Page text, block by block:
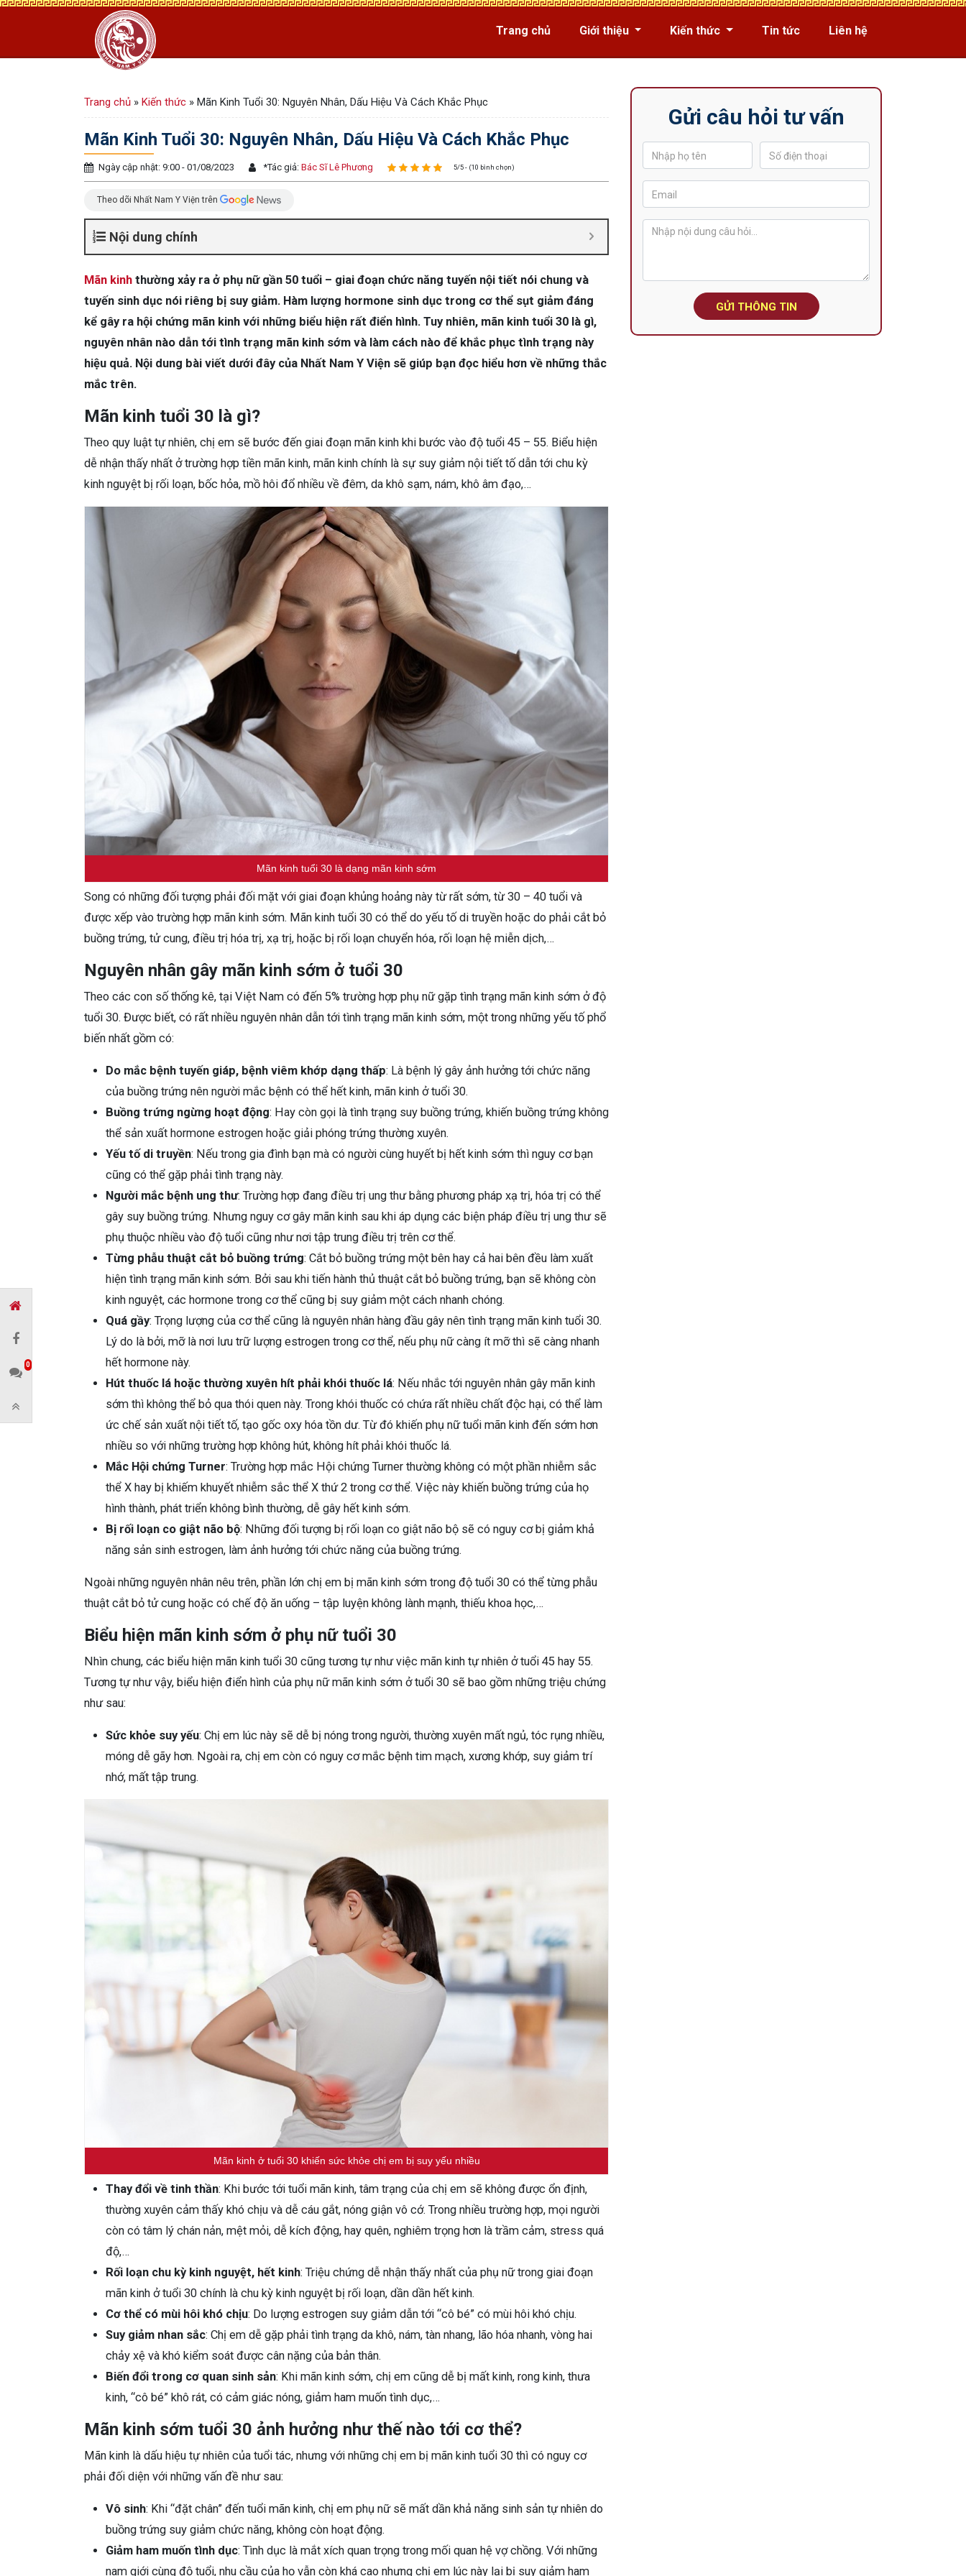
Trang chủ Giới thiệu Kiến thức Tin tức Liên hệ
Trang chủ » Kiến thức » Mãn Kinh Tuổi 30: Nguyên Nhân, Dấu Hiệu Và Cách Khắc Phục
Mãn Kinh Tuổi 30: Nguyên Nhân, Dấu Hiệu Và Cách Khắc Phục
Ngày cập nhật: 9:00 - 01/08/2023 *Tác giả: Bác Sĩ Lê Phương 5/5 - (10 bình chọn)
Theo dõi Nhất Nam Y Viện trên
Nội dung chính
Mãn kinh thường xảy ra ở phụ nữ gần 50 tuổi – giai đoạn chức năng tuyến nội tiết nói chung và
tuyến sinh dục nói riêng bị suy giảm. Hàm lượng hormone sinh dục trong cơ thể sụt giảm đáng
kể gây ra hội chứng mãn kinh với những biểu hiện rất điển hình. Tuy nhiên, mãn kinh tuổi 30 là gì,
nguyên nhân nào dẫn tới tình trạng mãn kinh sớm và làm cách nào để khắc phục tình trạng này
hiệu quả. Nội dung bài viết dưới đây của Nhất Nam Y Viện sẽ giúp bạn đọc hiểu hơn về những thắc
mắc trên.
Mãn kinh tuổi 30 là gì?
Theo quy luật tự nhiên, chị em sẽ bước đến giai đoạn mãn kinh khi bước vào độ tuổi 45 – 55. Biểu hiện
dễ nhận thấy nhất ở trường hợp tiền mãn kinh, mãn kinh chính là sự suy giảm nội tiết tố dẫn tới chu kỳ
kinh nguyệt bị rối loạn, bốc hỏa, mồ hôi đổ nhiều về đêm, da khô sạm, nám, khô âm đạo,…
Mãn kinh tuổi 30 là dạng mãn kinh sớm
Song có những đối tượng phải đối mặt với giai đoạn khủng hoảng này từ rất sớm, từ 30 – 40 tuổi và
được xếp vào trường hợp mãn kinh sớm. Mãn kinh tuổi 30 có thể do yếu tố di truyền hoặc do phải cắt bỏ
buồng trứng, tử cung, điều trị hóa trị, xạ trị, hoặc bị rối loạn chuyển hóa, rối loạn hệ miễn dịch,…
Nguyên nhân gây mãn kinh sớm ở tuổi 30
Theo các con số thống kê, tại Việt Nam có đến 5% trường hợp phụ nữ gặp tình trạng mãn kinh sớm ở độ
tuổi 30. Được biết, có rất nhiều nguyên nhân dẫn tới tình trạng mãn kinh sớm, một trong những yếu tố phổ
biến nhất gồm có:
Do mắc bệnh tuyến giáp, bệnh viêm khớp dạng thấp: Là bệnh lý gây ảnh hưởng tới chức năng
của buồng trứng nên người mắc bệnh có thể hết kinh, mãn kinh ở tuổi 30.
Buồng trứng ngừng hoạt động: Hay còn gọi là tình trạng suy buồng trứng, khiến buồng trứng không
thể sản xuất hormone estrogen hoặc giải phóng trứng thường xuyên.
Yếu tố di truyền: Nếu trong gia đình bạn mà có người cùng huyết bị hết kinh sớm thì nguy cơ bạn
cũng có thể gặp phải tình trạng này.
Người mắc bệnh ung thư: Trường hợp đang điều trị ung thư bằng phương pháp xạ trị, hóa trị có thể
gây suy buồng trứng. Nhưng nguy cơ gây mãn kinh sau khi áp dụng các biện pháp điều trị ung thư sẽ
phụ thuộc nhiều vào độ tuổi cũng như nơi tập trung điều trị trên cơ thể.
Từng phẫu thuật cắt bỏ buồng trứng: Cắt bỏ buồng trứng một bên hay cả hai bên đều làm xuất
hiện tình trạng mãn kinh sớm. Bởi sau khi tiến hành thủ thuật cắt bỏ buồng trứng, bạn sẽ không còn
kinh nguyệt, các hormone trong cơ thể cũng bị suy giảm một cách nhanh chóng.
Quá gầy: Trọng lượng của cơ thể cũng là nguyên nhân hàng đầu gây nên tình trạng mãn kinh tuổi 30.
Lý do là bởi, mỡ là nơi lưu trữ lượng estrogen trong cơ thể, nếu phụ nữ càng ít mỡ thì sẽ càng nhanh
hết hormone này.
Hút thuốc lá hoặc thường xuyên hít phải khói thuốc lá: Nếu nhắc tới nguyên nhân gây mãn kinh
sớm thì không thể bỏ qua thói quen này. Trong khói thuốc có chứa rất nhiều chất độc hại, có thể làm
ức chế sản xuất nội tiết tố, tạo gốc oxy hóa tồn dư. Từ đó khiến phụ nữ tuổi mãn kinh đến sớm hơn
nhiều so với những trường hợp không hút, không hít phải khói thuốc lá.
Mắc Hội chứng Turner: Trường hợp mắc Hội chứng Turner thường không có một phần nhiễm sắc
thể X hay bị khiếm khuyết nhiễm sắc thể X thứ 2 trong cơ thể. Việc này khiến buồng trứng của họ
hình thành, phát triển không bình thường, dễ gây hết kinh sớm.
Bị rối loạn co giật não bộ: Những đối tượng bị rối loạn co giật não bộ sẽ có nguy cơ bị giảm khả
năng sản sinh estrogen, làm ảnh hưởng tới chức năng của buồng trứng.
Ngoài những nguyên nhân nêu trên, phần lớn chị em bị mãn kinh sớm trong độ tuổi 30 có thể từng phẫu
thuật cắt bỏ tử cung hoặc có chế độ ăn uống – tập luyện không lành mạnh, thiếu khoa học,…
Biểu hiện mãn kinh sớm ở phụ nữ tuổi 30
Nhìn chung, các biểu hiện mãn kinh tuổi 30 cũng tương tự như việc mãn kinh tự nhiên ở tuổi 45 hay 55.
Tương tự như vậy, biểu hiện điển hình của phụ nữ mãn kinh sớm ở tuổi 30 sẽ bao gồm những triệu chứng
như sau:
Sức khỏe suy yếu: Chị em lúc này sẽ dễ bị nóng trong người, thường xuyên mất ngủ, tóc rụng nhiều,
móng dễ gãy hơn. Ngoài ra, chị em còn có nguy cơ mắc bệnh tim mạch, xương khớp, suy giảm trí
nhớ, mất tập trung.
Mãn kinh ở tuổi 30 khiến sức khỏe chị em bị suy yếu nhiều
Thay đổi về tinh thần: Khi bước tới tuổi mãn kinh, tâm trạng của chị em sẽ không được ổn định,
thường xuyên cảm thấy khó chịu và dễ cáu gắt, nóng giận vô cớ. Trong nhiều trường hợp, mọi người
còn có tâm lý chán nản, mệt mỏi, dễ kích động, hay quên, nghiêm trọng hơn là trầm cảm, stress quá
độ,…
Rối loạn chu kỳ kinh nguyệt, hết kinh: Triệu chứng dễ nhận thấy nhất của phụ nữ trong giai đoạn
mãn kinh ở tuổi 30 chính là chu kỳ kinh nguyệt bị rối loạn, dần dần hết kinh.
Cơ thể có mùi hôi khó chịu: Do lượng estrogen suy giảm dẫn tới “cô bé” có mùi hôi khó chịu.
Suy giảm nhan sắc: Chị em dễ gặp phải tình trạng da khô, nám, tàn nhang, lão hóa nhanh, vòng hai
chảy xệ và khó kiểm soát được cân nặng của bản thân.
Biến đổi trong cơ quan sinh sản: Khi mãn kinh sớm, chị em cũng dễ bị mất kinh, rong kinh, thưa
kinh, “cô bé” khô rát, có cảm giác nóng, giảm ham muốn tình dục,…
Mãn kinh sớm tuổi 30 ảnh hưởng như thế nào tới cơ thể?
Mãn kinh là dấu hiệu tự nhiên của tuổi tác, nhưng với những chị em bị mãn kinh tuổi 30 thì có nguy cơ
phải đối diện với những vấn đề như sau:
Vô sinh: Khi “đặt chân” đến tuổi mãn kinh, chị em phụ nữ sẽ mất dần khả năng sinh sản tự nhiên do
buồng trứng suy giảm chức năng, không còn hoạt động.
Giảm ham muốn tình dục: Tình dục là mắt xích quan trọng trong mối quan hệ vợ chồng. Với những
nam giới cùng độ tuổi, nhu cầu của họ vẫn còn khá cao nhưng chị em lúc này lại bị suy giảm ham
Gửi câu hỏi tư vấn
GỬI THÔNG TIN
0